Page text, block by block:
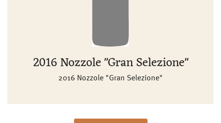
2016 Nozzole "Gran Selezione"
2016 Nozzole "Gran Selezione"